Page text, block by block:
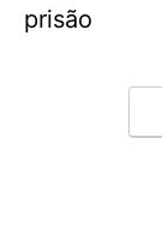
prisão